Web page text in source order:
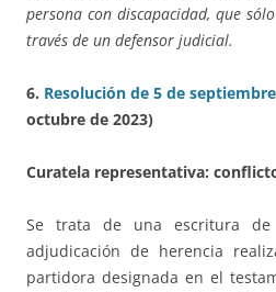
persona con discapacidad, que
través de un defensor judicial.
6. Resolución de 5 de
octubre de 2023)
Curatela representativa:
Se trata de una escritura de
adjudicación de herencia
partidora designada en el